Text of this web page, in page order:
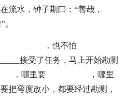
流水，钟子期曰：“善哉，
。
，也不怕
接受了任务，马上开始勘测
，哪里要__________，哪里
把弯度改小，都要经过勘测，